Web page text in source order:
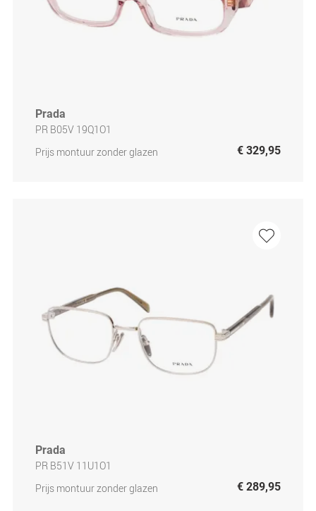
Prada
PR B05V 19Q1O1
Prijs montuur zonder glazen
€ 329,95
Prada
PR B51V 11U1O1
Prijs montuur zonder glazen
€ 289,95